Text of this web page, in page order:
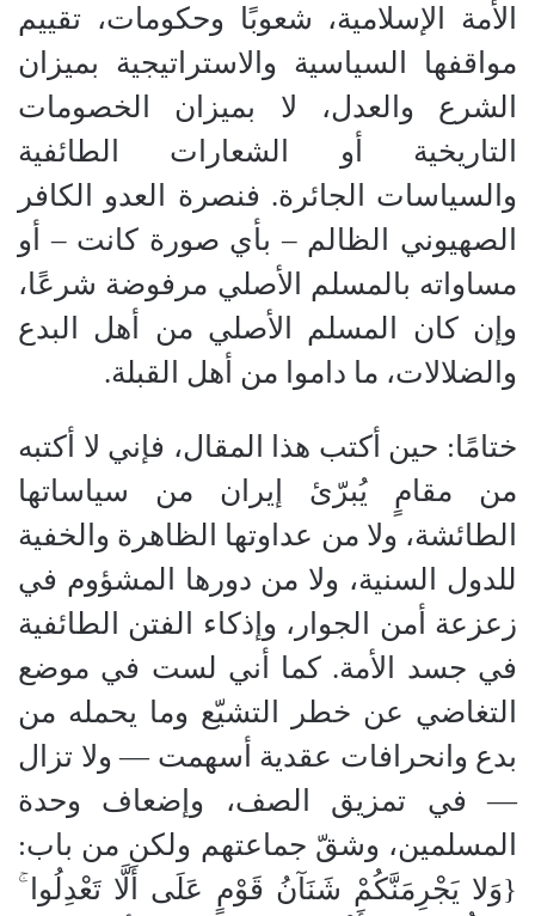
الأمة الإسلامية، شعوبًا وحكومات، تقييم
مواقفها السياسية والاستراتيجية بميزان
الشرع والعدل، لا بميزان الخصومات
التاريخية أو الشعارات الطائفية
والسياسات الجائرة. فنصرة العدو الكافر
الصهيوني الظالم – بأي صورة كانت – أو
مساواته بالمسلم الأصلي مرفوضة شرعًا،
وإن كان المسلم الأصلي من أهل البدع
والضلالات، ما داموا من أهل القبلة.
ختامًا: حين أكتب هذا المقال، فإني لا أكتبه
من مقامٍ يُبرّئ إيران من سياساتها
الطائشة، ولا من عداوتها الظاهرة والخفية
للدول السنية، ولا من دورها المشؤوم في
زعزعة أمن الجوار، وإذكاء الفتن الطائفية
في جسد الأمة. كما أني لست في موضع
التغاضي عن خطر التشيّع وما يحمله من
بدع وانحرافات عقدية أسهمت — ولا تزال
— في تمزيق الصف، وإضعاف وحدة
المسلمين، وشقّ جماعتهم ولكن من باب:
{وَلا يَجْرِمَنَّكُمْ شَنَآنُ قَوْمٍ عَلَى أَلَّا تَعْدِلُوا ۚ